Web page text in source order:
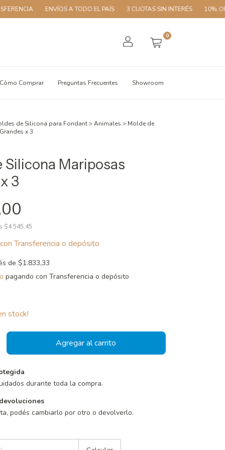
ENVÍOS A TODO EL PAÍS 3 CUOTAS SIN INTERÉS 10% OFF CON
0
Cómo Comprar Preguntas Frecuentes Showroom
de Silicona para Fondant > Animales > Molde de
x 3
Silicona Mariposas
3
$4.545,45
con Transferencia o depósito
de $1.833,33
pagando con Transferencia o depósito
stock!
durante toda la compra.
podés cambiarlo por otro o devolverlo.